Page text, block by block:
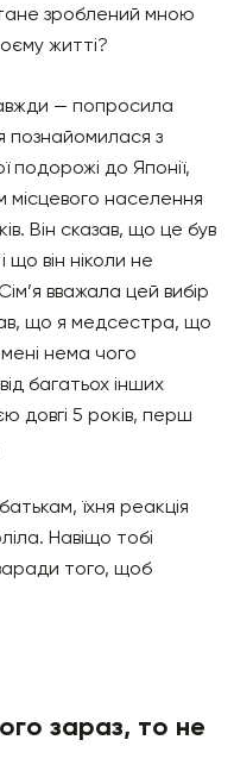
зроблений мною
житті?
— попросила
познайомилася з
подорожі до Японії,
місцевого населення
Він сказав, що це був
він ніколи не
вважала цей вибір
що я медсестра, що
нема чого
багатьох інших
довгі 5 років, перш
їхня реакція
Навіщо тобі
того, щоб
зараз, то не